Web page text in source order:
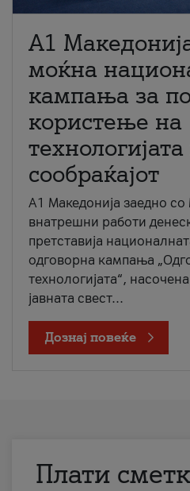
A1
моќна
кампања за
користење на
сообраќајот
A1 Македонија заедно
внатрешни работи
претставија
одговорна кампања
технологијата“,
јавната свест...
Дознај повеќе
Плати